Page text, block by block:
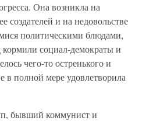
Она возникла на
создателей и на недовольстве
политическими блюдами,
социал-демократы и
чего-то остренького и
в полной мере удовлетворила
бывший коммунист и